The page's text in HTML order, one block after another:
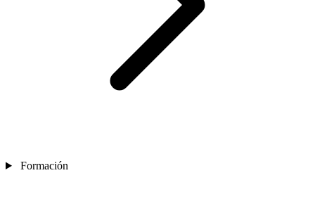
Formación